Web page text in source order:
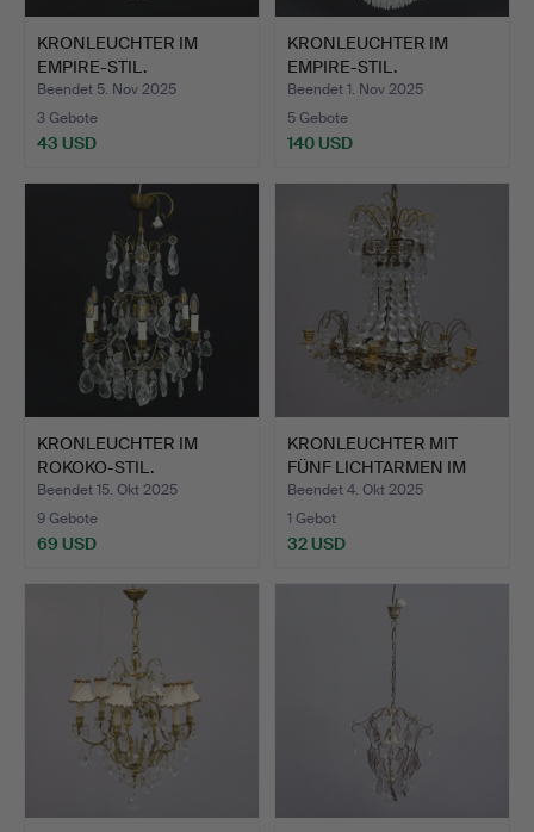
KRONLEUCHTER IM
EMPIRE-STIL.
Beendet 5. Nov 2025
3 Gebote
43 USD
KRONLEUCHTER IM
EMPIRE-STIL.
Beendet 1. Nov 2025
5 Gebote
140 USD
KRONLEUCHTER IM
ROKOKO-STIL.
Beendet 15. Okt 2025
9 Gebote
69 USD
KRONLEUCHTER MIT
FÜNF LICHTARMEN IM
EMPIRE…
Beendet 4. Okt 2025
1 Gebot
32 USD